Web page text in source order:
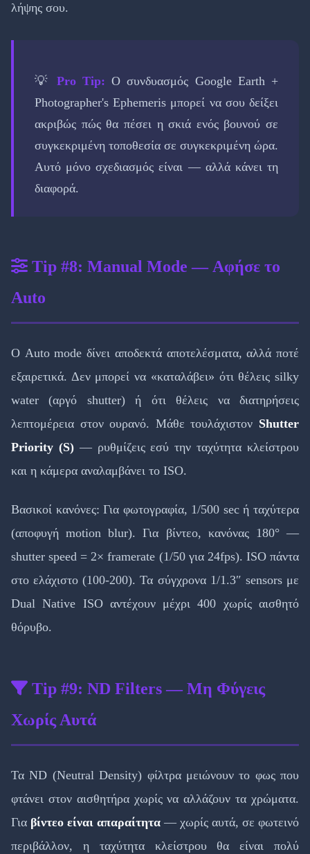
λήψης σου.
💡 Pro Tip: Ο συνδυασμός Google Earth +
Photographer's Ephemeris μπορεί να σου δείξει
ακριβώς πώς θα πέσει η σκιά ενός βουνού σε
συγκεκριμένη τοποθεσία σε συγκεκριμένη ώρα.
Αυτό μόνο σχεδιασμός είναι — αλλά κάνει τη
διαφορά.
Tip #8: Manual Mode — Αφήσε το
Auto
Ο Auto mode δίνει αποδεκτά αποτελέσματα, αλλά ποτέ
εξαιρετικά. Δεν μπορεί να «καταλάβει» ότι θέλεις silky
water (αργό shutter) ή ότι θέλεις να διατηρήσεις
λεπτομέρεια στον ουρανό. Μάθε τουλάχιστον Shutter
Priority (S)— ρυθμίζεις εσύ την ταχύτητα κλείστρου
και η κάμερα αναλαμβάνει το ISO.
Βασικοί κανόνες: Για φωτογραφία, 1/500 sec ή ταχύτερα
(αποφυγή motion blur). Για βίντεο, κανόνας 180° —
shutter speed = 2× framerate (1/50 για 24fps). ISO πάντα
στο ελάχιστο (100-200). Τα σύγχρονα 1/1.3″ sensors με
Dual Native ISO αντέχουν μέχρι 400 χωρίς αισθητό
θόρυβο.
Tip #9: ND Filters — Μη Φύγεις
Χωρίς Αυτά
Τα ND (Neutral Density) φίλτρα μειώνουν το φως που
φτάνει στον αισθητήρα χωρίς να αλλάζουν τα χρώματα.
Για βίντεο είναι απαραίτητα — χωρίς αυτά, σε φωτεινό
περιβάλλον, η ταχύτητα κλείστρου θα είναι πολύ